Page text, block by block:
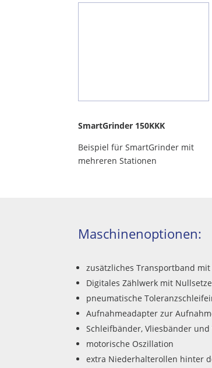
SmartGrinder 150KKK
Beispiel für SmartGrinder mit
mehreren Stationen
Maschinenoptionen:
zusätzliches Transportband
Digitales Zählwerk mit
pneumatische
Aufnahmeadapter zur
Schleifbänder, Vliesbänder und
motorische Oszillation
extra Niederhalterollen hinter